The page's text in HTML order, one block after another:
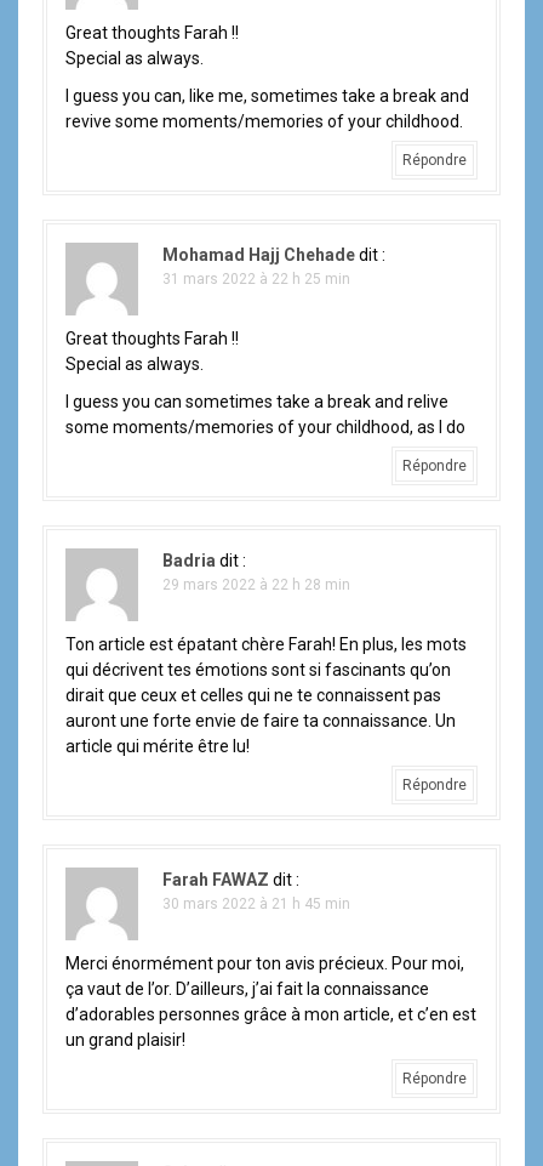
Great thoughts Farah !!
Special as always.
I guess you can, like me, sometimes take a break and
revive some moments/memories of your childhood.
Répondre
Mohamad Hajj Chehadedit :
31 mars 2022 à 22 h 25 min
Great thoughts Farah !!
Special as always.
I guess you can sometimes take a break and relive
some moments/memories of your childhood, as I do
Répondre
Badria dit :
29 mars 2022 à 22 h 28 min
Ton article est épatant chère Farah! En plus, les mots
qui décrivent tes émotions sont si fascinants qu’on
dirait que ceux et celles qui ne te connaissent pas
auront une forte envie de faire ta connaissance. Un
article qui mérite être lu!
Répondre
Farah FAWAZ dit :
30 mars 2022 à 21 h 45 min
Merci énormément pour ton avis précieux. Pour moi,
ça vaut de l’or. D’ailleurs, j’ai fait la connaissance
d’adorables personnes grâce à mon article, et c’en est
un grand plaisir!
Répondre